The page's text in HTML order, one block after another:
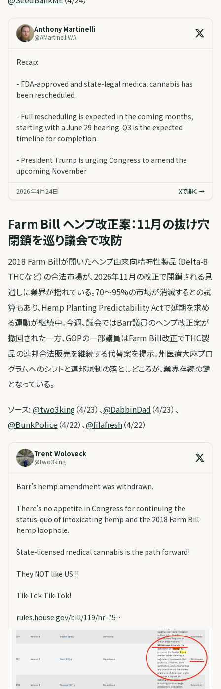
Anthony Martinelli
@AMartinelliWA
Recap:
- FDA-approved and state-legal medical cannabis has
been rescheduled.
- Full rescheduling is expected in the coming months,
starting with a June 29 hearing. Q3 is the expected
timeline for completion.
- President Trump is urging Congress to amend the
upcoming November
2026年4月24日 Xで開く →
Farm Bill ヘンプ改正案：11月の抜け穴
閉鎖を巡り議会で攻防
2018 Farm Billが開いたヘンプ由来向精神性製品（Delta-8
THCなど）の合法市場が、2026年11月の改正で閉鎖される見
通しに業界が揺れている。70〜95%の市場が消滅するとの試
算もあり、Hemp Planting Predictability Actで延期を求め
る運動が継続中。今週、議会ではBarr議員のヘンプ改正案が
撤回された一方、GOPの一部議員はFarm Bill改正でTHC製
品の連邦合法販売を継続する代替案を提示。州医療大麻プロ
グラムへのシフトと連邦規制の落としどころが、業界存続の鍵
となっている。
ソース: @two3king（4/23）、@DabbinDad （4/23）、
@BunkPolice（4/22）、@filafresh（4/22）
Trent Woloveck
@two3king
Barr’s hemp amendment was withdrawn.
There’s no appetite in Congress for continuing the
status-quo of intoxicating hemp and the 2018 Farm Bill
hemp loophole.
State-licensed medical cannabis is the path forward!
They NOT like US!!!
Tik-Tok Tik-Tok!
rules.house.gov/bill/119/hr-75…